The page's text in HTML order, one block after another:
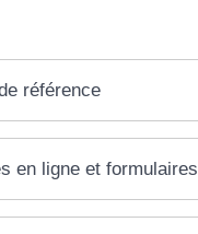
référence
en ligne et formulaires